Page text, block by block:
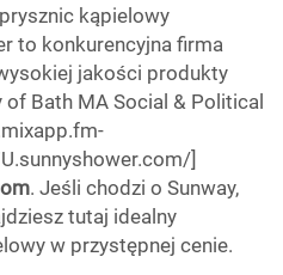
kąpielowy
to konkurencyjna firma
jakości produkty
Bath MA Social & Political
]
. Jeśli chodzi o Sunway,
tutaj idealny
w przystępnej cenie.